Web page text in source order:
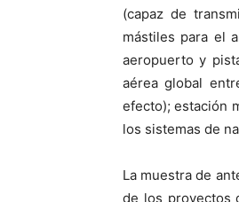
(capaz de
mástiles para el
aeropuerto y
aérea global
efecto); estación
los sistemas de
La muestra de
de los proyectos